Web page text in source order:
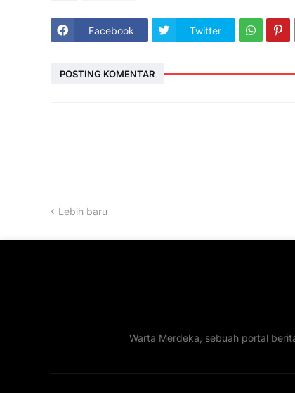
Facebook Twitter
POSTING KOMENTAR
Lebih baru
Warta Merdeka, sebuah portal